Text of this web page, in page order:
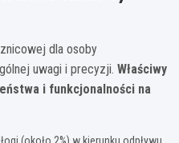
dla osoby
uwagi i precyzji. Właściwy
i funkcjonalności na